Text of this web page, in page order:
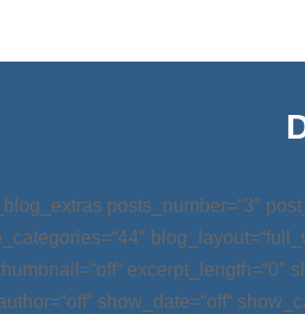
posts_number=“3″
excerpt_length=“0″
show_date=“off“